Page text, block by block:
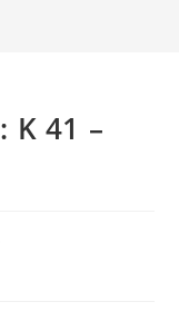
K 41 –